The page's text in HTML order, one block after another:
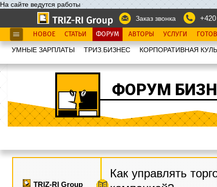
На сайте ведутся работы
Заказ звонка
НОВОЕ СТАТЬИ ФОРУМ АВТОРЫ УСЛУГИ
УМНЫЕ ЗАРПЛАТЫ ТРИЗ.БИЗНЕС КОРПОРАТИВНАЯ
ФОРУМ
TRIZ-RI Group
Как управлять